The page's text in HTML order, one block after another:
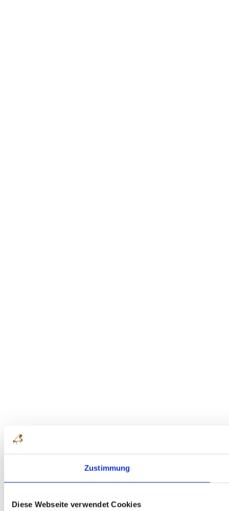
Zustimmung
Diese Webseite verwendet Cookies